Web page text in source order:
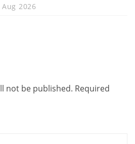
Aug 2026
not be published. Required